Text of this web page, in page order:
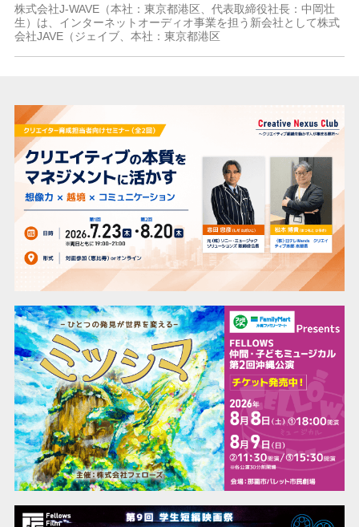
株式会社J-WAVE（本社：東京都港区、代表取締役社長：中岡壮
生）は、インターネットオーディオ事業を担う新会社として株式
会社JAVE（ジェイブ、本社：東京都港区